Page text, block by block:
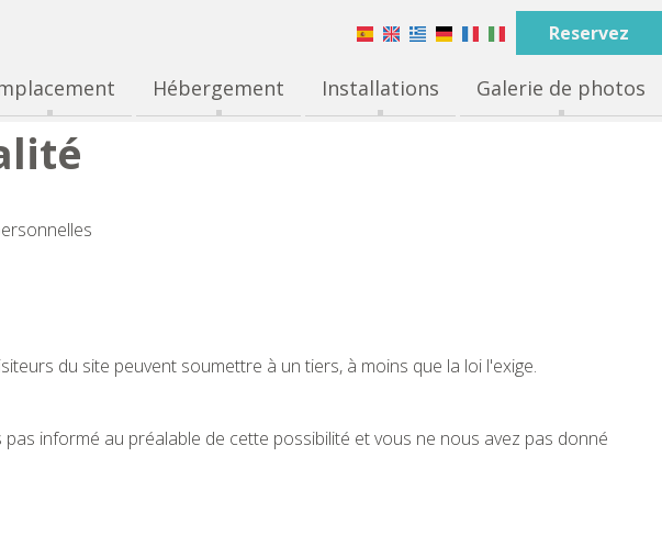
Reservez
Hébergement Installations Galerie de photos
du site peuvent soumettre à un tiers, à moins que la loi l'exige.
informé au préalable de cette possibilité et vous ne nous avez pas donné